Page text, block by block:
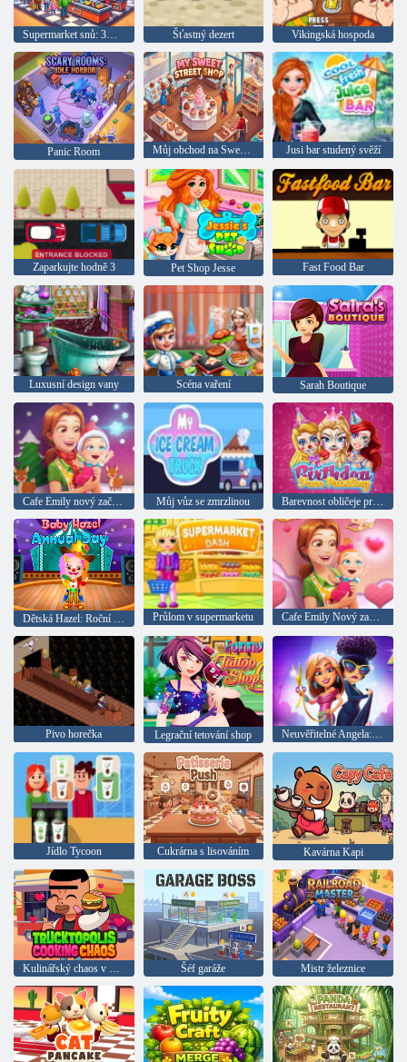
Supermarket snů: 3D obchod Šťastný dezert Vikingská hospoda
Panic Room Můj obchod na Sweet Street Jusi bar studený svěží
Zaparkujte hodně 3 Pet Shop Jesse Fast Food Bar
Luxusní design vany Scéna vaření Sarah Boutique
Můj vůz se zmrzlinou
Průlom v supermarketu Cafe Emily Nový začátek: uvolnění až do dne Valentine
Pivo horečka Legrační tetování shop Neuvěřitelné Angela: Fashion Fever
Jídlo Tycoon Cukrárna s lisováním Kavárna Kapi
Šéf garáže Mistr železnice